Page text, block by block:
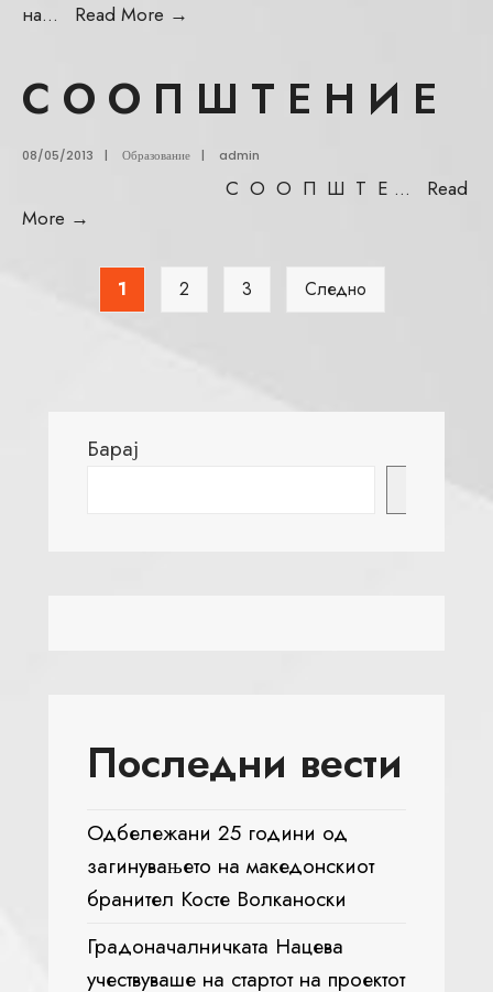
на... Read More →
С О О П Ш Т Е Н И Е
08/05/2013 | Образование | admin
С О О П Ш Т Е ...
Read
More →
1 2 3 Следно
Барај
Последни вести
Одбележани 25 години од
загинувањето на македонскиот
бранител Косте Волканоски
Градоначалничката Нацева
учествуваше на стартот на проектот